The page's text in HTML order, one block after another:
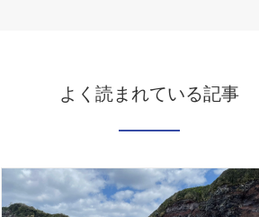
よく読まれている記事